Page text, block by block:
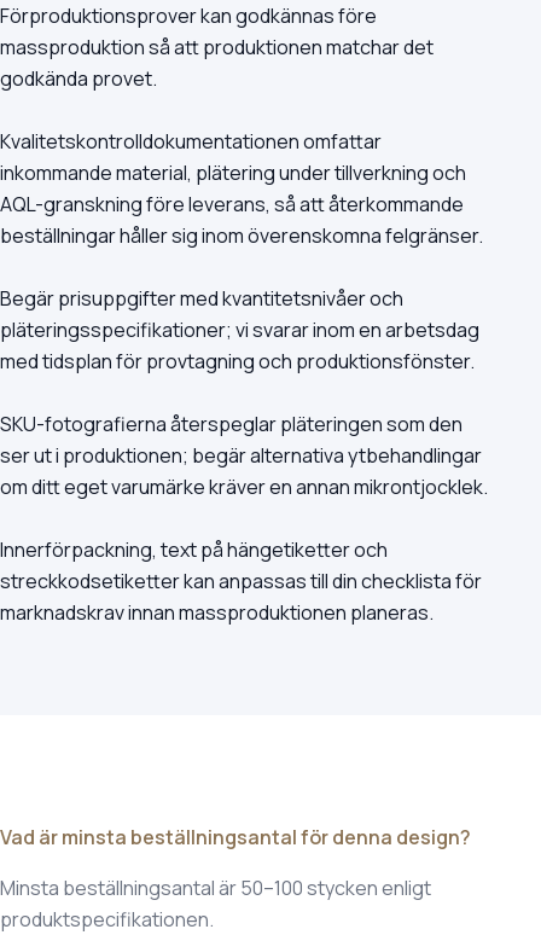
Förproduktionsprover kan godkännas före
massproduktion så att produktionen matchar det
godkända provet.
Kvalitetskontrolldokumentationen omfattar
inkommande material, plätering under tillverkning och
AQL-granskning före leverans, så att återkommande
beställningar håller sig inom överenskomna felgränser.
Begär prisuppgifter med kvantitetsnivåer och
pläteringsspecifikationer; vi svarar inom en arbetsdag
med tidsplan för provtagning och produktionsfönster.
SKU-fotografierna återspeglar pläteringen som den
ser ut i produktionen; begär alternativa ytbehandlingar
om ditt eget varumärke kräver en annan mikrontjocklek.
Innerförpackning, text på hängetiketter och
streckkodsetiketter kan anpassas till din checklista för
marknadskrav innan massproduktionen planeras.
Vad är minsta beställningsantal för denna design?
Minsta beställningsantal är 50–100 stycken enligt
produktspecifikationen.